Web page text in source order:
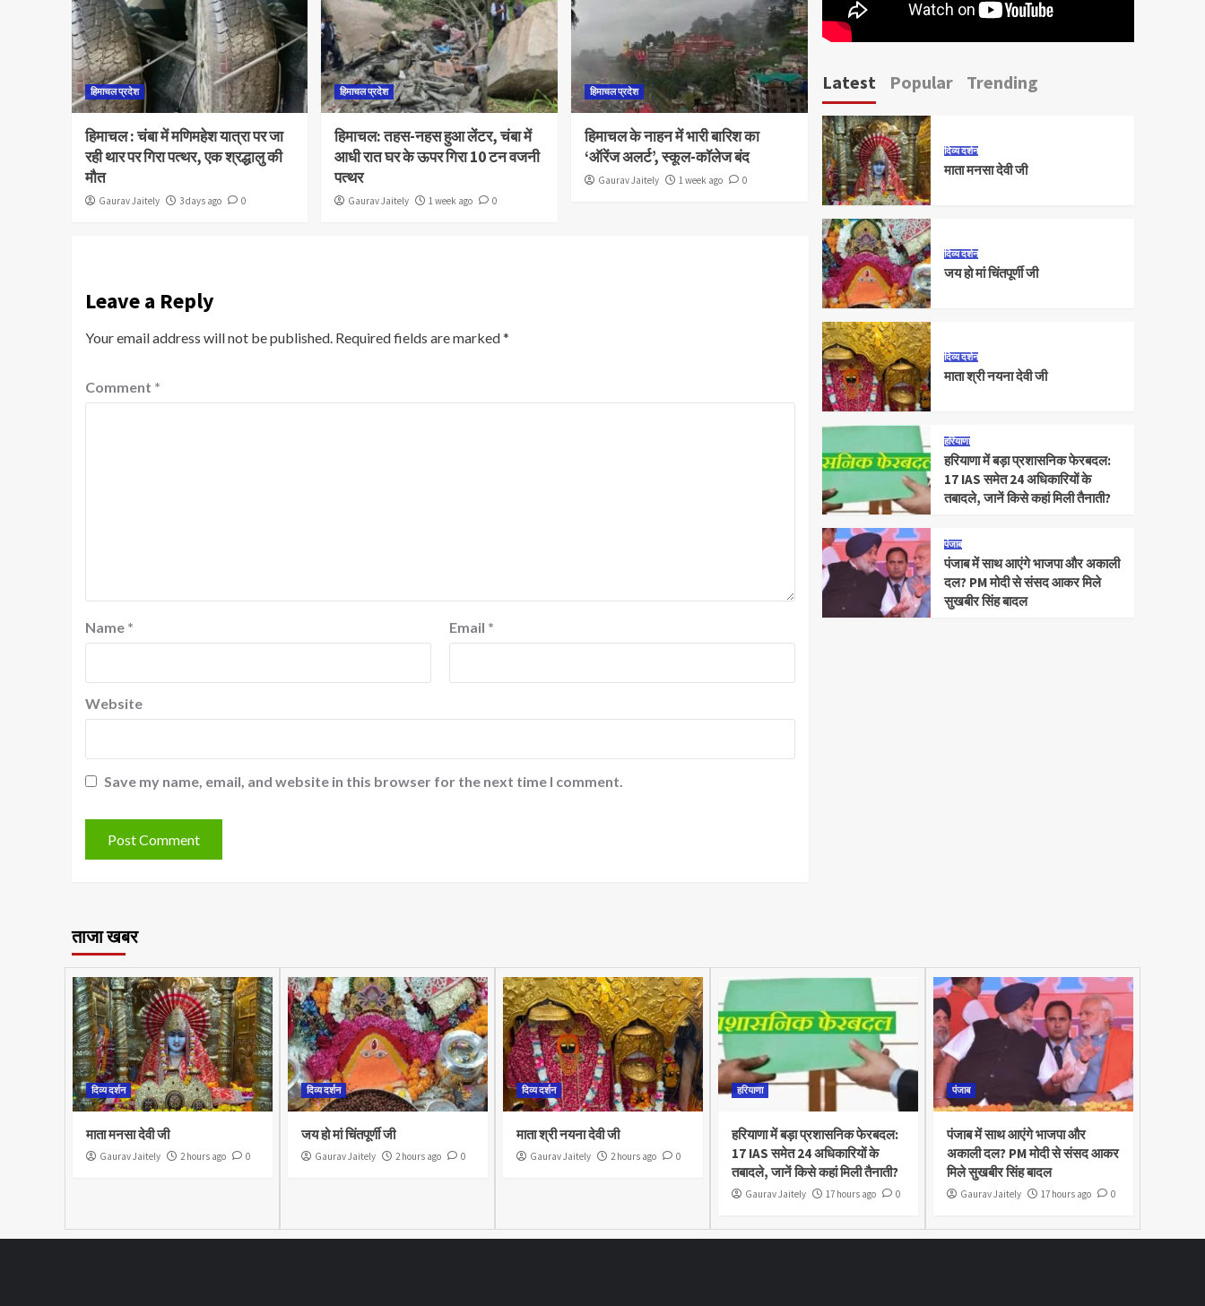
हिमाचल प्रदेश
हिमाचल : चंबा में मणिमहेश यात्रा पर जा
रही थार पर गिरा पत्थर, एक श्रद्धालु की
मौत
Gaurav Jaitely 3 days ago 0
हिमाचल प्रदेश
हिमाचल: तहस-नहस हुआ लेंटर, चंबा में
आधी रात घर के ऊपर गिरा 10 टन वजनी
पत्थर
Gaurav Jaitely 1 week ago 0
हिमाचल प्रदेश
हिमाचल के नाहन में भारी बारिश का
‘ऑरेंज अलर्ट’, स्कूल-कॉलेज बंद
Gaurav Jaitely 1 week ago 0
Leave a Reply
Your email address will not be published. Required fields are marked*
Comment *
Name * Email *
Website
Save my name, email, and website in this browser for the next time I comment.
Latest Popular Trending
दिव्य दर्शन
माता मनसा देवी जी
दिव्य दर्शन
जय हो मां चिंतपूर्णी जी
दिव्य दर्शन
माता श्री नयना देवी जी
हरियाणा
हरियाणा में बड़ा प्रशासनिक फेरबदल:
17 IAS समेत 24 अधिकारियों के
तबादले, जानें किसे कहां मिली तैनाती?
पंजाब
पंजाब में साथ आएंगे भाजपा और अकाली
दल? PM मोदी से संसद आकर मिले
सुखबीर सिंह बादल
ताजा खबर
दिव्य दर्शन
माता मनसा देवी जी
Gaurav Jaitely 2 hours ago 0
दिव्य दर्शन
जय हो मां चिंतपूर्णी जी
Gaurav Jaitely 2 hours ago 0
दिव्य दर्शन
माता श्री नयना देवी जी
Gaurav Jaitely 2 hours ago 0
हरियाणा
हरियाणा में बड़ा प्रशासनिक फेरबदल:
17 IAS समेत 24 अधिकारियों के
तबादले, जानें किसे कहां मिली तैनाती?
Gaurav Jaitely 17 hours ago 0
पंजाब
पंजाब में साथ आएंगे भाजपा और
अकाली दल? PM मोदी से संसद आकर
मिले सुखबीर सिंह बादल
Gaurav Jaitely 17 hours ago 0